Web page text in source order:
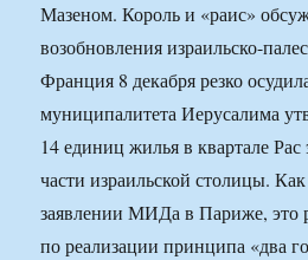
Мазеном. Король и «раис»
возобновления израильско-
Франция 8 декабря резко
муниципалитета Иерусалима
14 единиц жилья в квартале
части израильской столицы. Как
заявлении МИДа в Париже, это
по реализации принципа «два